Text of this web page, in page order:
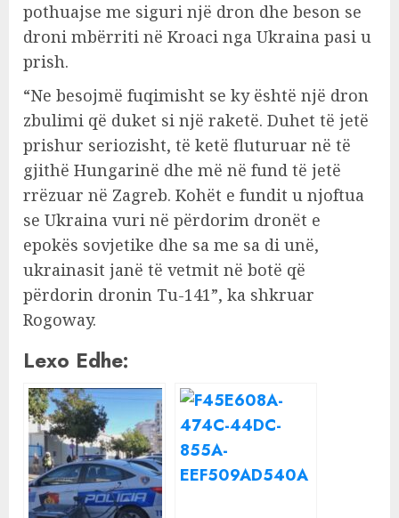
pothuajse me siguri një dron dhe beson se
droni mbërriti në Kroaci nga Ukraina pasi u
prish.
“Ne besojmë fuqimisht se ky është një dron
zbulimi që duket si një raketë. Duhet të jetë
prishur seriozisht, të ketë fluturuar në të
gjithë Hungarinë dhe më në fund të jetë
rrëzuar në Zagreb. Kohët e fundit u njoftua
se Ukraina vuri në përdorim dronët e
epokës sovjetike dhe sa me sa di unë,
ukrainasit janë të vetmit në botë që
përdorin dronin Tu-141”, ka shkruar
Rogoway.
Lexo Edhe: